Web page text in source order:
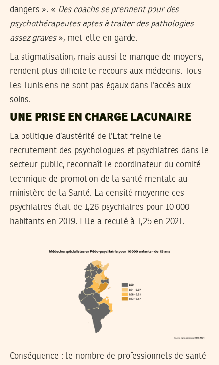
dangers ». « Des coachs se prennent pour des
psychothérapeutes aptes à traiter des pathologies
assez graves», met-elle en garde.
La stigmatisation, mais aussi le manque de moyens,
rendent plus difficile le recours aux médecins. Tous
les Tunisiens ne sont pas égaux dans l’accès aux
soins.
UNE PRISE EN CHARGE LACUNAIRE
La politique d’austérité de l’Etat freine le
recrutement des psychologues et psychiatres dans le
secteur public, reconnaît le coordinateur du comité
technique de promotion de la santé mentale au
ministère de la Santé. La densité moyenne des
psychiatres était de 1,26 psychiatres pour 10 000
habitants en 2019. Elle a reculé à 1,25 en 2021.
Conséquence : le nombre de professionnels de santé